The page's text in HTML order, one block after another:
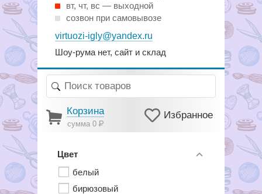
вт, чт, вс — выходной
созвон при самовывозе
virtuozi-igly@yandex.ru
Шоу-рума нет, сайт и склад
Корзина
сумма 0Р
Избранное
Цвет
белый
бирюзовый